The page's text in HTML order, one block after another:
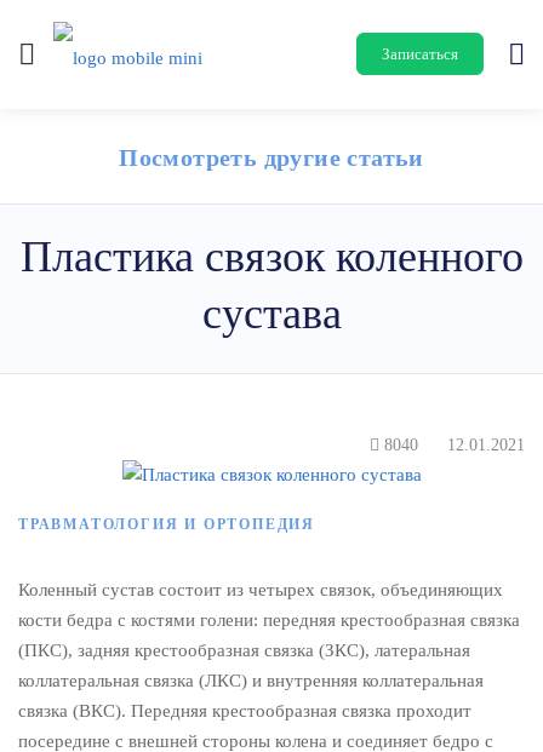
Записаться
Посмотреть другие статьи
Пластика связок коленного
сустава
8040 12.01.2021
ТРАВМАТОЛОГИЯ И ОРТОПЕДИЯ
Коленный сустав состоит из четырех связок, объединяющих
кости бедра с костями голени: передняя крестообразная связка
(ПКС), задняя крестообразная связка (ЗКС), латеральная
коллатеральная связка (ЛКС) и внутренняя коллатеральная
связка (ВКС). Передняя крестообразная связка проходит
посередине с внешней стороны колена и соединяет бедро с